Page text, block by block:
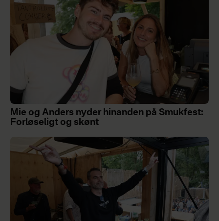
Mie og Anders nyder hinanden på Smukfest:
Forløseligt og skønt